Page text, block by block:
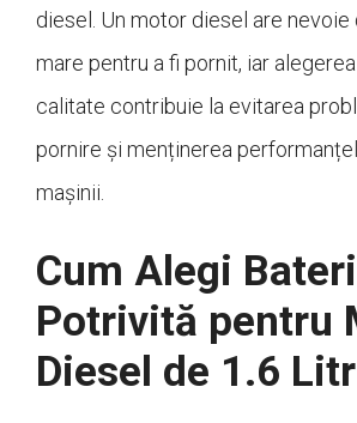
diesel. Un motor diesel are nevoie
mare pentru a fi pornit, iar
calitate contribuie la evitarea
pornire și menținerea
mașinii.
Cum Alegi
Potrivită pentru
Diesel de 1.6